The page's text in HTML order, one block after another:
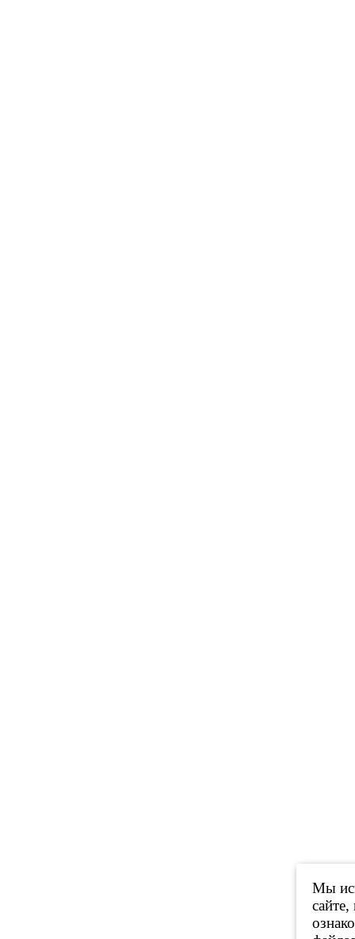
Мы